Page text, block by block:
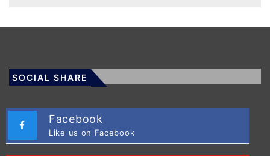
SOCIAL SHARE
Facebook
Like us on Facebook